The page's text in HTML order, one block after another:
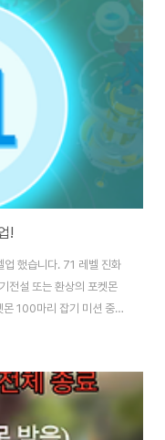
어킹 카드를 수령하면 인
!
했습니다. 71 레벨 진화
설 또는 환상의 포켓몬
100마리 잡기 미션 중
지만...장시간 게임을 하
기효과가 굉장한 스페셜
손에 넣기 72 레벨은